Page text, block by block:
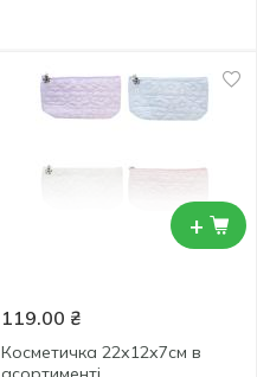
+
119.00 ₴
Косметичка 22х12х7см в